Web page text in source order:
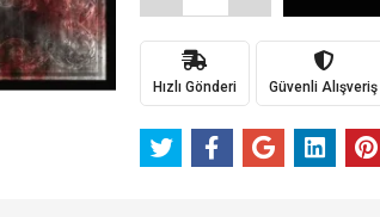
Hızlı Gönderi Güvenli Alışveriş